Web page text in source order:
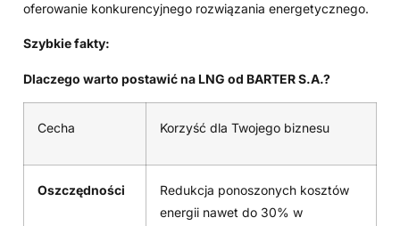
oferowanie konkurencyjnego rozwiązania energetycznego.
Szybkie fakty:
Dlaczego warto postawić na LNG od BARTER S.A.?
Cecha Korzyść dla Twojego biznesu
Oszczędności
Redukcja ponoszonych kosztów
energii nawet do 30% w